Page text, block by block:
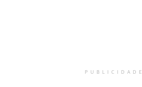
PUBLICIDADE